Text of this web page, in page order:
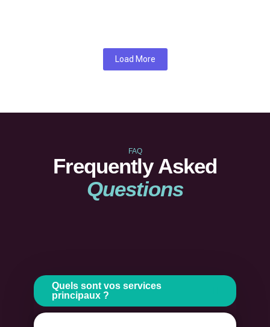
Load More
FAQ
Frequently Asked
Questions
Quels sont vos services
principaux ?